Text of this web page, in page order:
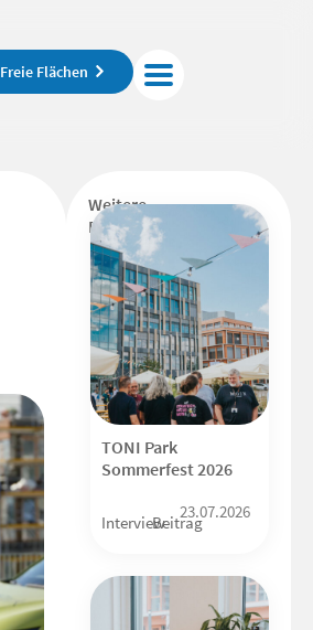
Freie Flächen
Weitere
Beiträge
TONI Park
Sommerfest 2026
InterviewBeitrag
23.07.2026